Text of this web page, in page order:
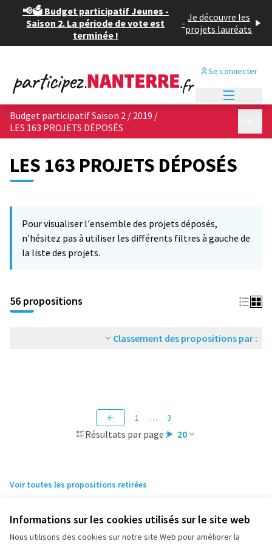
Informations sur les cookies utilisés sur le site web
Nous utilisons des cookies sur notre site Web pour améliorer la
📢🗳️ Budget participatif Jeunes -
Saison 2. La période de vote est
terminée !
- Je découvre les
projets lauréats
Se connecter
Budget participatif Saison 2 / 2019 /
LES 163 PROJETS DÉPOSÉS
LES 163 PROJETS DÉPOSÉS
Passer la carte
−
Pour visualiser l'ensemble des projets déposés,
n'hésitez pas à utiliser les différents filtres à gauche de
la liste des projets.
56 propositions
Classement des propositions par :
Résultats par page : 20
1 … 3
Voir toutes les propositions retirées